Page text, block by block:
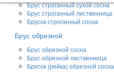
Брус строганный сухой сосна
Брус строганный лиственница
Брусок строганный сосна
Брус обрезной
Брус обрезной сосна
Брус обрезной лиственница
Брусок (рейка) обрезной сосна